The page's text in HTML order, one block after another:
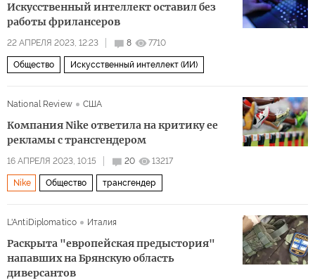
Искусственный интеллект оставил без
работы фрилансеров
22 АПРЕЛЯ 2023, 12:23 8 7710
Общество Искусственный интеллект (ИИ)
National Review США
Компания Nike ответила на критику ее
рекламы с трансгендером
16 АПРЕЛЯ 2023, 10:15 20 13217
Nike Общество трансгендер
L'AntiDiplomatico Италия
Раскрыта "европейская предыстория"
напавших на Брянскую область
диверсантов